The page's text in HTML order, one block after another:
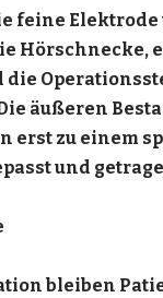
feine
Hörschnecke,
die
äußeren
erst zu einem
und
bleiben